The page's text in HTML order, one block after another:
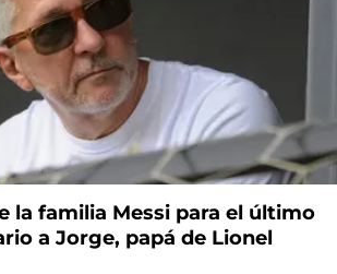
la familia Messi para el último
a Jorge, papá de Lionel